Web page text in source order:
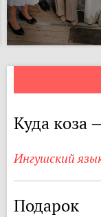
Куда коза
Ингушский
Подарок